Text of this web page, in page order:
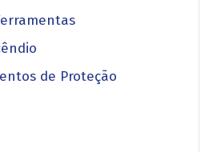
de Proteção